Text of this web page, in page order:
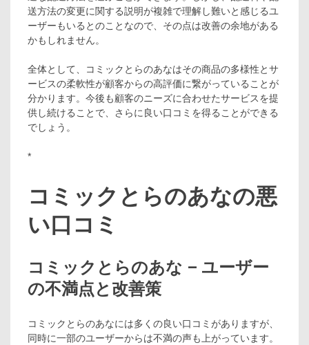
送方法の変更に関する説明が複雑で理解し難いと感じるユ
ーザーもいるとのことなので、その点は改善の余地がある
かもしれません。
全体として、コミックとらのあなはその商品の多様性とサ
ービスの柔軟性が顧客からの高評価に繋がっていることが
分かります。今後も顧客のニーズに合わせたサービスを提
供し続けることで、さらに良い口コミを得ることができる
でしょう。
*
コミックとらのあなの悪
い口コミ
コミックとらのあな – ユーザー
の不満点と改善策
コミックとらのあなには多くの良い口コミがありますが、
同時に一部のユーザーからは不満の声も上がっています。